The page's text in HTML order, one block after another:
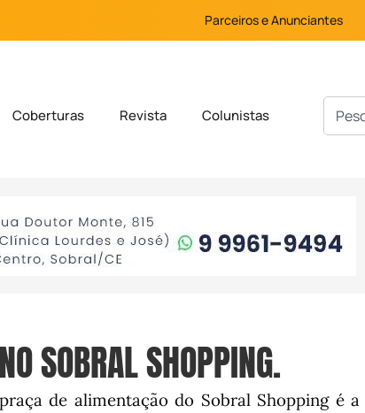
Parceiros e Anunciantes
Coberturas Revista Colunistas
SOBRAL SHOPPING.
de alimentação do Sobral Shopping é a